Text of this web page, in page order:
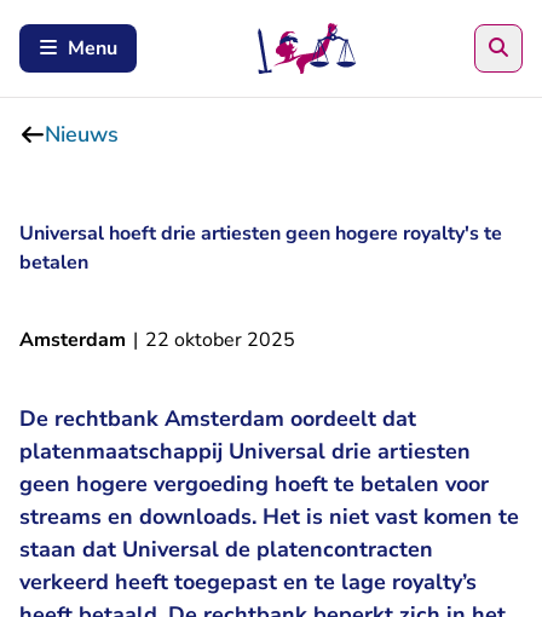
Menu
Nieuws
Universal hoeft drie artiesten geen hogere royalty's te
betalen
Amsterdam | 22 oktober 2025
De rechtbank Amsterdam oordeelt dat
platenmaatschappij Universal drie artiesten
geen hogere vergoeding hoeft te betalen voor
streams en downloads. Het is niet vast komen te
staan dat Universal de platencontracten
verkeerd heeft toegepast en te lage royalty’s